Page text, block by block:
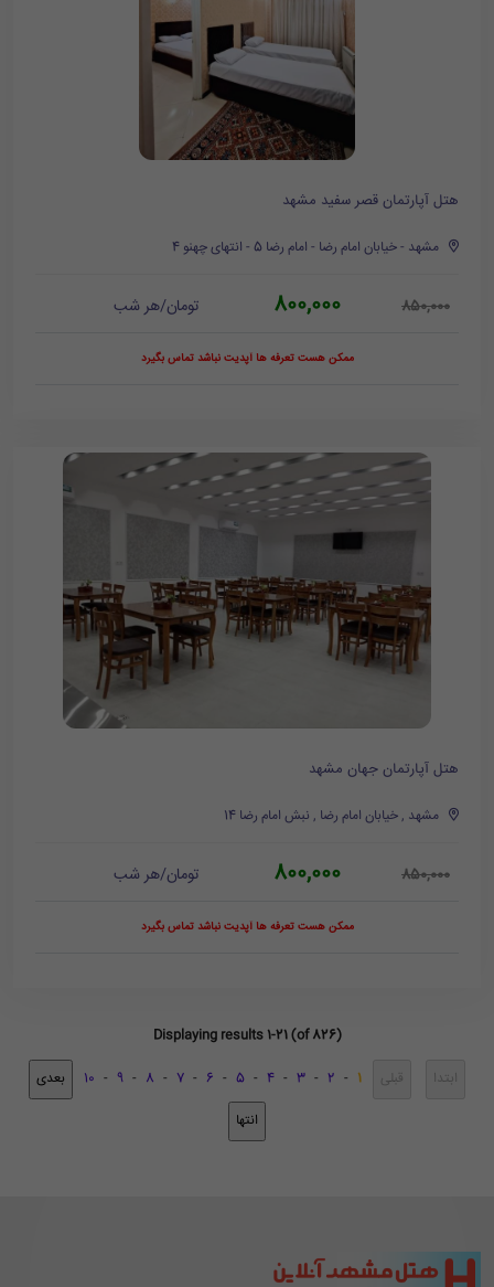
هتل آپارتمان قصر سفید مشهد
مشهد - خیابان امام رضا - امام رضا 5 - انتهای چهنو 4
850,000
800,000 تومان/هر شب
ممکن هست تعرفه ها آپدیت نباشد تماس بگیرد
هتل آپارتمان جهان مشهد
مشهد , خیابان امام رضا , نبش امام رضا 14
850,000
800,000 تومان/هر شب
ممکن هست تعرفه ها آپدیت نباشد تماس بگیرد
Displaying results 1-21 (of 826)
1
-
2
-
3
-
4
-
5
-
6
-
7
-
8
-
9
-
10